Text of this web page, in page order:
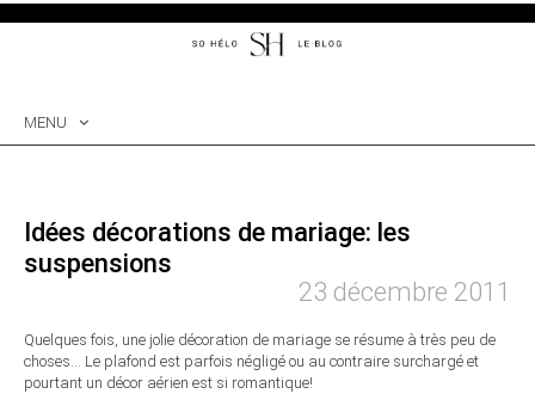
MENU
Idées décorations de mariage: les
suspensions
23 décembre 2011
Quelques fois, une jolie décoration de mariage se résume à très peu de
choses… Le plafond est parfois négligé ou au contraire surchargé et
pourtant un décor aérien est si romantique!